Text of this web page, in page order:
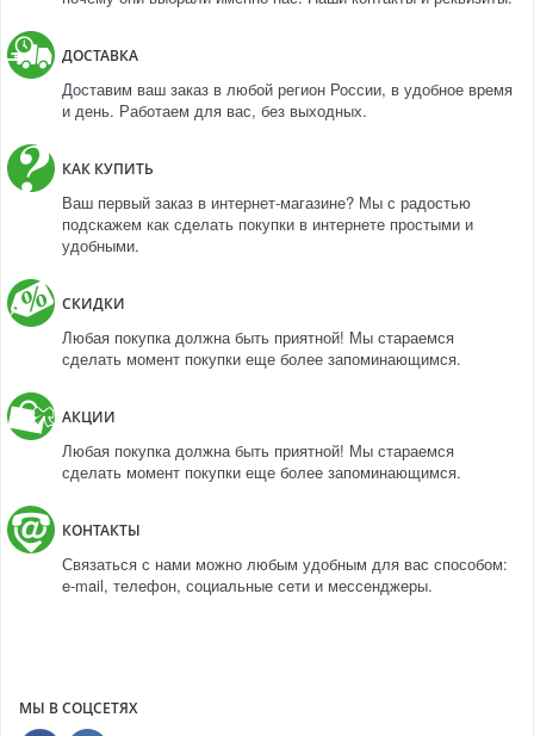
ДОСТАВКА
Доставим ваш заказ в любой регион России, в удобное время
и день. Работаем для вас, без выходных.
КАК КУПИТЬ
Ваш первый заказ в интернет-магазине? Мы с радостью
подскажем как сделать покупки в интернете простыми и
удобными.
СКИДКИ
Любая покупка должна быть приятной! Мы стараемся
сделать момент покупки еще более запоминающимся.
АКЦИИ
Любая покупка должна быть приятной! Мы стараемся
сделать момент покупки еще более запоминающимся.
КОНТАКТЫ
Связаться с нами можно любым удобным для вас способом:
e-mail, телефон, социальные сети и мессенджеры.
МЫ В СОЦСЕТЯХ